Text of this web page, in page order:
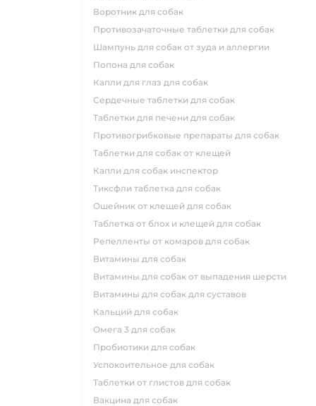
воротник для собак
противозачаточные таблетки для собак
шампунь для собак от зуда и аллергии
попона для собак
капли для глаз для собак
сердечные таблетки для собак
таблетки для печени для собак
противогрибковые препараты для собак
таблетки для собак от клещей
капли для собак инспектор
тиксфли таблетка для собак
ошейник от клещей для собак
таблетка от блох и клещей для собак
репелленты от комаров для собак
витамины для собак
витамины для собак от выпадения шерсти
витамины для собак для суставов
кальций для собак
омега 3 для собак
пробиотики для собак
успокоительное для собак
таблетки от глистов для собак
вакцина для собак